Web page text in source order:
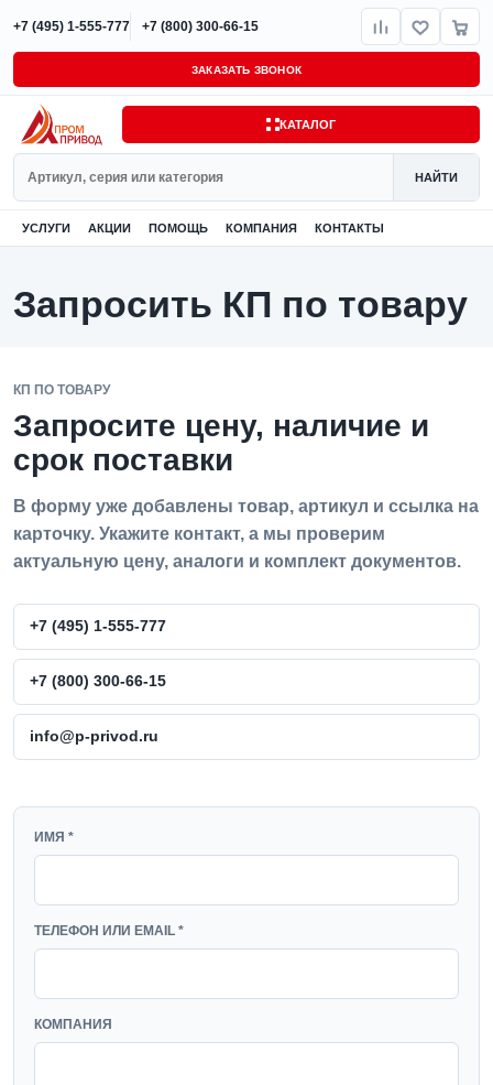
+7 (495) 1-555-777 +7 (800) 300-66-15
ЗАКАЗАТЬ ЗВОНОК
КАТАЛОГ
НАЙТИ
УСЛУГИ АКЦИИ ПОМОЩЬ КОМПАНИЯ КОНТАКТЫ
Запросить КП по товару
КП ПО ТОВАРУ
Запросите цену, наличие и
срок поставки
В форму уже добавлены товар, артикул и ссылка на
карточку. Укажите контакт, а мы проверим
актуальную цену, аналоги и комплект документов.
+7 (495) 1-555-777
+7 (800) 300-66-15
info@p-privod.ru
ИМЯ *
ТЕЛЕФОН ИЛИ EMAIL *
КОМПАНИЯ
WEBSITE